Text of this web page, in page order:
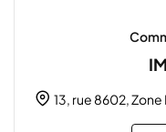
13, rue 8602, Zone